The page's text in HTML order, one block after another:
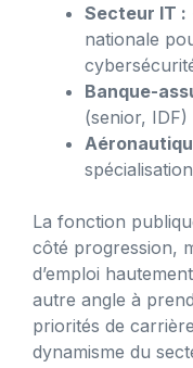
Secteur IT :
nationale
Banque-
(senior, IDF)
spécialisation
La fonction
côté progression,
d’emploi
autre angle à
priorités de
dynamisme du